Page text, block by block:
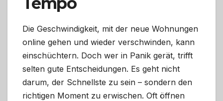
Die Geschwindigkeit, mit der neue Wohnungen
online gehen und wieder verschwinden, kann
einschüchtern. Doch wer in Panik gerät, trifft
selten gute Entscheidungen. Es geht nicht
darum, der Schnellste zu sein – sondern den
richtigen Moment zu erwischen. Oft öffnen